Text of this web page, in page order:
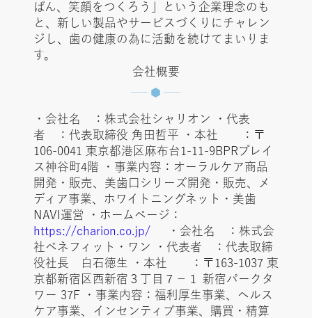
ばん、笑顔をつくろう」という企業理念のも
と、新しい製品やサービスづくりにチャレン
ジし、歯の健康の為に活動を続けてまいりま
す。
会社概要
・会社名 ：株式会社シャリオン ・代表
者 ：代表取締役 角田哲平 ・本社 ：〒
106-0041 東京都港区麻布台1-11-9BPRプレイ
ス神谷町4階 ・事業内容：オーラルケア商品
開発・販売、美歯口シリーズ開発・販売、メ
ディア事業、ホワイトニングネット・美歯
NAVI運営 ・ホームページ：
https://charion.co.jp/ ・会社名 ：株式会
社ベネフィット・ワン ・代表者 ：代表取締
役社長 白石徳生 ・本社 ：〒163-1037 東
京都新宿区西新宿３丁目７−１ 新宿パークタ
ワー 37F ・事業内容：福利厚生事業、ヘルス
ケア事業、インセンティブ事業、購買・精算